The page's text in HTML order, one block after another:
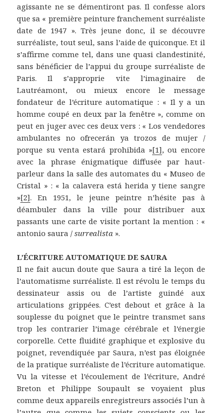
agissante ne se démentiront pas. Il confesse alors
que sa « première peinture franchement surréaliste
date de 1947 ». Très jeune donc, il se découvre
surréaliste, tout seul, sans l’aide de quiconque. Et il
s’affirme comme tel, dans une quasi clandestinité,
sans bénéficier de l’appui du groupe surréaliste de
Paris. Il s’approprie vite l’imaginaire de
Lautréamont, ou mieux encore le message
fondateur de l’écriture automatique : « Il y a un
homme coupé en deux par la fenêtre », comme on
peut en juger avec ces deux vers : « Los vendedores
ambulantes no ofrecerán ya trozos de mujer /
porque su venta estará prohibida »[1], ou encore
avec la phrase énigmatique diffusée par haut-
parleur dans la salle des automates du « Museo de
Cristal » : « la calavera está herida y tiene sangre
»[2]. En 1951, le jeune peintre n’hésite pas à
déambuler dans la ville pour distribuer aux
passants une carte de visite portant la mention : «
antonio saura /surrealista ».
L’ÉCRITURE AUTOMATIQUE DE SAURA
Il ne fait aucun doute que Saura a tiré la leçon de
l’automatisme surréaliste. Il est révolu le temps du
dessinateur assis ou de l’artiste guindé aux
articulations grippées. C’est debout et grâce à la
souplesse du poignet que le peintre transmet sans
trop les contrarier l’image cérébrale et l’énergie
corporelle. Cette fluidité graphique et explosive du
poignet, revendiquée par Saura, n’est pas éloignée
de la pratique surréaliste de l’écriture automatique.
Vu la vitesse et l’écoulement de l’écriture, André
Breton et Philippe Soupault se voyaient plus
comme deux appareils enregistreurs associés l’un à